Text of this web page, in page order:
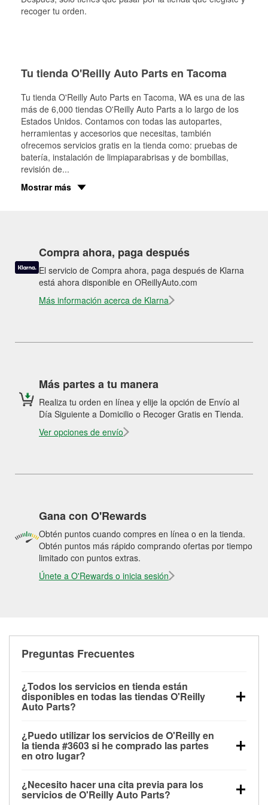
recoger tu orden.
Tu tienda O'Reilly Auto Parts en Tacoma
Tu tienda O'Reilly Auto Parts en Tacoma, WA es una de las
más de 6,000 tiendas O'Reilly Auto Parts a lo largo de los
Estados Unidos. Contamos con todas las autopartes,
herramientas y accesorios que necesitas, también
ofrecemos servicios gratis en la tienda como: pruebas de
batería, instalación de limpiaparabrisas y de bombillas,
revisión de...
Mostrar más
Compra ahora, paga después
El servicio de Compra ahora, paga después de Klarna
está ahora disponible en OReillyAuto.com
Más información acerca de Klarna
Más partes a tu manera
Realiza tu orden en línea y elije la opción de Envío al
Día Siguiente a Domicilio o Recoger Gratis en Tienda.
Ver opciones de envío
Gana con O'Rewards
Obtén puntos cuando compres en línea o en la tienda.
Obtén puntos más rápido comprando ofertas por tiempo
limitado con puntos extras.
Únete a O'Rewards o inicia sesión
Preguntas Frecuentes
¿Todos los servicios en tienda están
disponibles en todas las tiendas O'Reilly
Auto Parts?
las pruebas de batería, pruebas de alternador y
motor de arranque, revisión de la luz “Check Engine”
con O'Reilly VeriScan® e instalación de
limpiaparabrisas o bombillas, están disponibles en
todas las tiendas O'Reilly Auto Parts. La tienda
¿Puedo utilizar los servicios de O'Reilly en
la tienda #3603 si he comprado las partes
en otro lugar?
de O'Reilly Auto Parts que estén disponibles en la
¿Necesito hacer una cita previa para los
servicios de O'Reilly Auto Parts?